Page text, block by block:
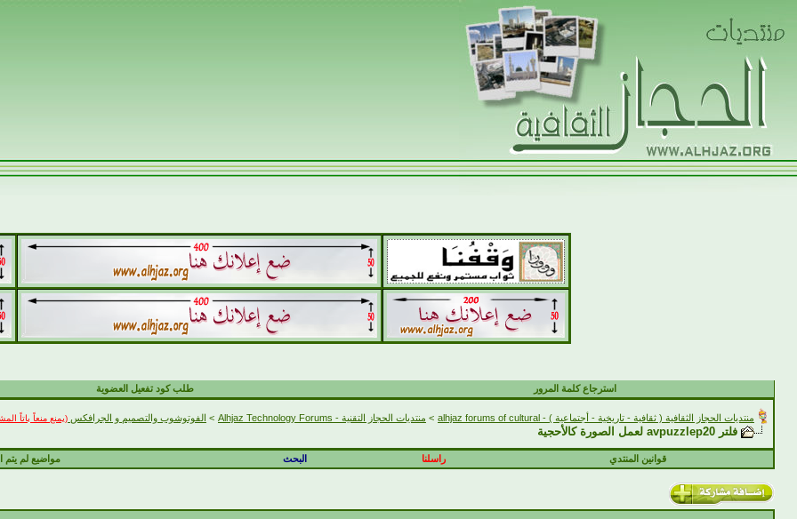
استرجاع كلمة المرور طلب كود تفعيل العضوية
منتديات الحجاز الثقافية ( ثقافية - تاريخية - أجتماعية ) - alhjaz forums of cultural > منتديات الحجاز التقنية - Alhjaz Technology Forums > الفوتوشوب والتصميم و الجرافكس (يمنع منعاً باتاً
فلتر avpuzzlep20 لعمل الصورة كالأحجية
قوانين المنتدي راسلنا البحث مواضيع لم يتم